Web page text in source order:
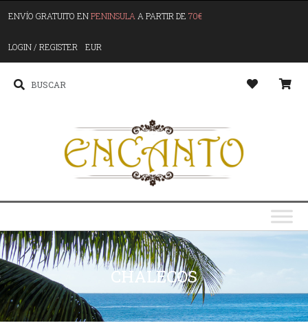
ENVÍO GRATUITO ENPENINSULA A PARTIR DE 70€
LOGIN / REGISTER EUR
CHALECOS